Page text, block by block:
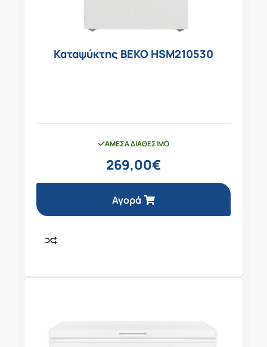
Καταψύκτης BEKO HSM210530
ΆΜΕΣΑ ΔΙΑΘΈΣΙΜΟ
269,00€
Αγορά